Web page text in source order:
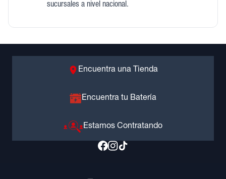
sucursales a nivel nacional.
Encuentra una Tienda
Encuentra tu Batería
Estamos Contratando